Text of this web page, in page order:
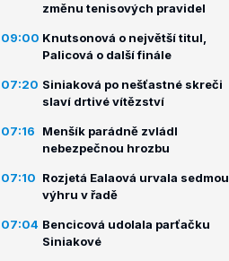
změnu tenisových pravidel
09:00 Knutsonová o největší titul,
Palicová o další finále
07:20 Siniaková po nešťastné skreči
slaví drtivé vítězství
07:16
Menšík parádně zvládl
nebezpečnou hrozbu
07:10 Rozjetá Ealaová urvala sedmou
výhru v řadě
07:04 Bencicová udolala parťačku
Siniakové